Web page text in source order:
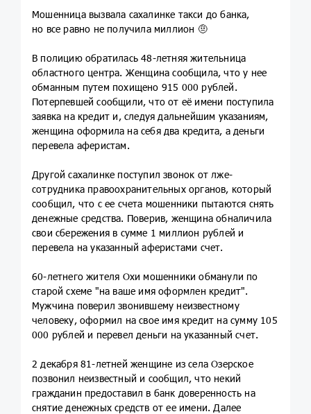
Мошенница вызвала сахалинке такси до банка,
но все равно не получила миллион 🤨
В полицию обратилась 48-летняя жительница
областного центра. Женщина сообщила, что у нее
обманным путем похищено 915 000 рублей.
Потерпевшей сообщили, что от её имени поступила
заявка на кредит и, следуя дальнейшим указаниям,
женщина оформила на себя два кредита, а деньги
перевела аферистам.
Другой сахалинке поступил звонок от лже-
сотрудника правоохранительных органов, который
сообщил, что с ее счета мошенники пытаются снять
денежные средства. Поверив, женщина обналичила
свои сбережения в сумме 1 миллион рублей и
перевела на указанный аферистами счет.
60-летнего жителя Охи мошенники обманули по
старой схеме "на ваше имя оформлен кредит".
Мужчина поверил звонившему неизвестному
человеку, оформил на свое имя кредит на сумму 105
000 рублей и перевел деньги на указанный счет.
2 декабря 81-летней женщине из села Озерское
позвонил неизвестный и сообщил, что некий
гражданин предоставил в банк доверенность на
снятие денежных средств от ее имени. Далее